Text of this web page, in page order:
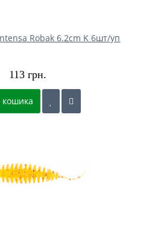
Robak 6.2cm K 6шт/уп
113 грн.
кошика